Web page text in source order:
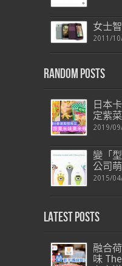
女士
2011/
Random Posts
日本
定紫
2019/
變「
公司
2015/
Latest Posts
融合
味